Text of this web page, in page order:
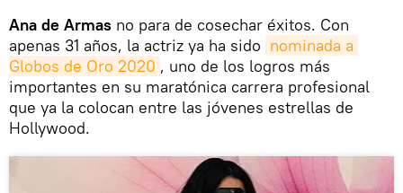
Ana de Armas no para de cosechar éxitos. Con
apenas 31 años, la actriz ya ha sido nominada a
Globos de Oro 2020 , uno de los logros más
importantes en su maratónica carrera profesional
que ya la colocan entre las jóvenes estrellas de
Hollywood.